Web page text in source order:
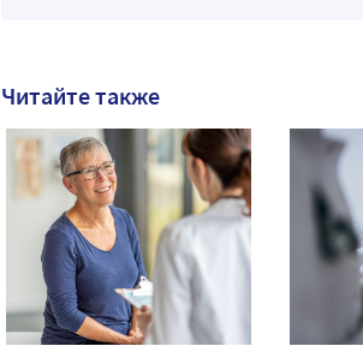
Читайте также